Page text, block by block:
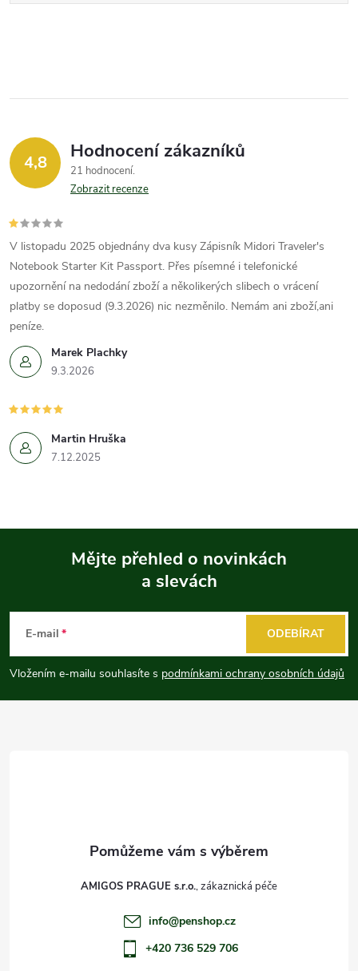
4,8 Hodnocení zákazníků
21 hodnocení
Zobrazit recenze
Marek Plachky
9.3.2026
V listopadu 2025 objednány dva kusy Zápisník Midori Traveler's
Notebook Starter Kit Passport. Přes písemné i telefonické
upozornění na nedodání zboží a několikerých slibech o vrácení
platby se doposud (9.3.2026) nic nezměnilo. Nemám ani zboží,ani
peníze.
Martin Hruška
7.12.2025
p
a
Mějte přehled o novinkách
a slevách
E-mail
Vložením e-mailu souhlasíte s podmínkami ochrany osobních údajů
ODEBÍRAT
AMIGOS PRAGUE s.r.o.
info@penshop.cz
+420 736 529 706